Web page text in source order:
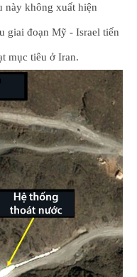
này không xuất hiện
giai đoạn Mỹ - Israel tiến
mục tiêu ở Iran.